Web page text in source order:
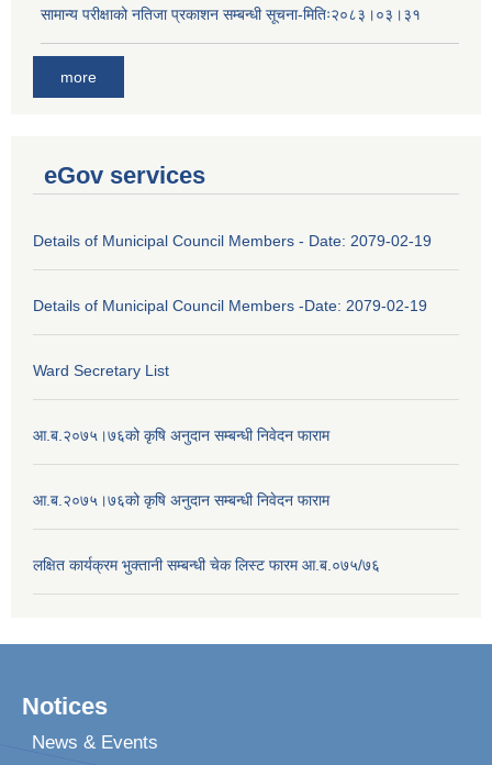
सामान्य परीक्षाको नतिजा प्रकाशन सम्बन्धी सूचना-मितिः२०८३।०३।३१
more
eGov services
Details of Municipal Council Members - Date: 2079-02-19
Details of Municipal Council Members -Date: 2079-02-19
Ward Secretary List
आ.ब.२०७५।७६को कृषि अनुदान सम्बन्धी निवेदन फाराम
आ.ब.२०७५।७६को कृषि अनुदान सम्बन्धी निवेदन फाराम
लक्षित कार्यक्रम भुक्तानी सम्बन्धी चेक लिस्ट फारम आ.ब.०७५/७६
Notices
News & Events